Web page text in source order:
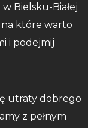
Bielsku-Białej
na które warto
i podejmij
utraty dobrego
z pełnym